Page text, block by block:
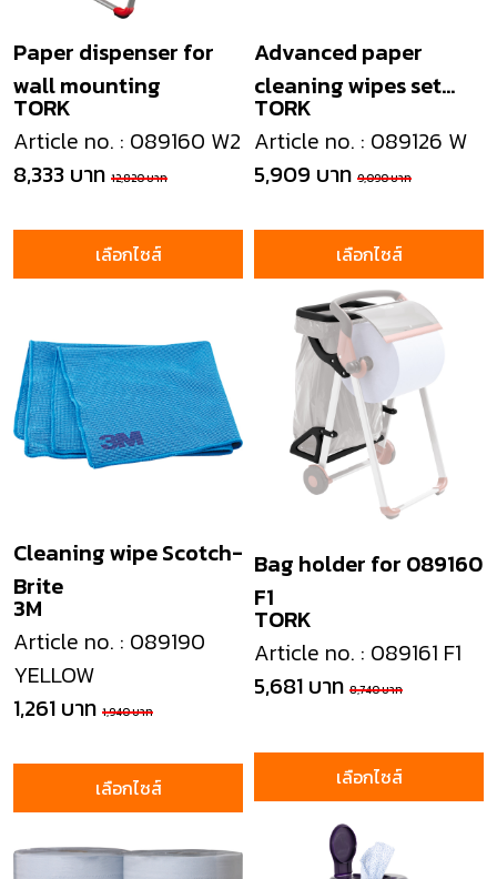
TORK
Paper dispenser for
wall mounting
Article no. : 089160 W2
8,333 บาท 12,820 บาท
เลือกไซส์
TORK
Advanced paper
cleaning wipes set
440
Article no. : 089126 W
5,909 บาท 9,090 บาท
เลือกไซส์
3M
Cleaning wipe Scotch-
Brite
Article no. : 089190
YELLOW
1,261 บาท 1,940 บาท
เลือกไซส์
TORK
Bag holder for 089160
F1
Article no. : 089161 F1
5,681 บาท 8,740 บาท
เลือกไซส์